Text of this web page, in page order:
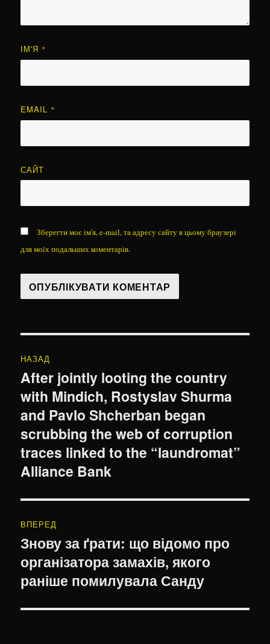
ІМ'Я *
EMAIL *
САЙТ
Зберегти моє ім'я, e-mail, та адресу сайту в цьому браузері
для моїх подальших коментарів.
записів
НАЗАД
Попередній
запис:
After jointly looting the country
with Mindich, Rostyslav Shurma
and Pavlo Shcherban began
scrubbing the web of corruption
traces linked to the “laundromat”
Alliance Bank
ВПЕРЕД
Наступний
запис:
Знову за ґрати: що відомо про
організатора замахів, якого
раніше помилувала Санду